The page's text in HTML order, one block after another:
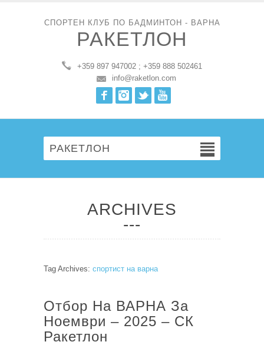
СПОРТЕН КЛУБ ПО БАДМИНТОН - ВАРНА
РАКЕТЛОН
+359 897 947002 ; +359 888 502461
info@raketlon.com
FacebookInstagram
Twitter
РАКЕТЛОН
ARCHIVES
Tag Archives: спортист на варна
Отбор На ВАРНА За
Ноември – 2025 – СК
Ракетлон